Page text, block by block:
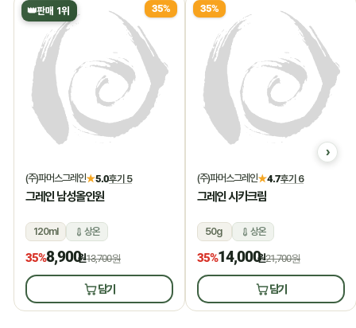
👑판매 1위 35%
(주)파머스그레인★5.0후기 5
그레인 남성올인원
120ml 상온
35%8,900원13,700원
담기
35%
(주)파머스그레인★4.7후기 6
그레인 시카크림
50g 상온
35%14,000원21,700원
담기